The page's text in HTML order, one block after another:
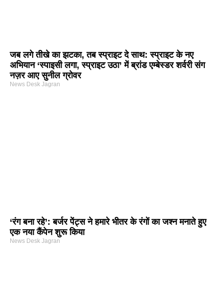
जब लगे तीखे का झटका, तब स्प्राइट दे साथ: स्प्राइट के नए
अभियान ‘स्पाइसी लगा, स्प्राइट उठा’ में ब्रांड एम्बेस्डर शर्वरी संग
नज़र आए सुनील ग्रोवर
News Desk Jagran
‘रंग बना रहे’: बर्जर पेंट्स ने हमारे भीतर के रंगों का जश्न मनाते हुए
एक नया कैंपेन शुरू किया
News Desk Jagran